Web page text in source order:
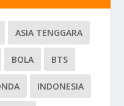
ASIA TENGGARA
BOLA BTS
INDONESIA